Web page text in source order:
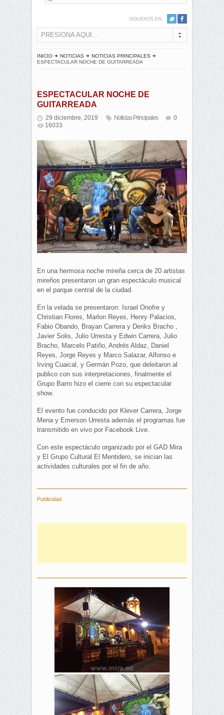
SÍGUENOS EN:
PRESIONA AQUI...
INICIO NOTICIAS
NOTICIAS PRINCIPALES
ESPECTACULAR NOCHE DE GUITARREADA
ESPECTACULAR NOCHE DE
GUITARREADA
29 diciembre, 2019 Noticias Principales
0
16033
En una hermosa noche mireña cerca de 20 artistas
mireños presentaron un gran espectáculo musical
en el parque central de la ciudad.
En la velada se presentaron: Israel Onofre y
Christian Flores, Marlon Reyes, Henry Palacios,
Fabio Obando, Brayan Carrera y Deriks Bracho ,
Javier Solis, Julio Urresta y Edwin Carrera, Julio
Bracho, Marcelo Patiño, Andrés Aldaz, Daniel
Reyes, Jorge Reyes y Marco Salazar, Alfonso e
Irving Cuaical, y Germán Pozo, que deleitaron al
publico con sus interpretaciones, finalmente el
Grupo Barro hizo el cierre con su espectacular
show.
El evento fue conducido por Klever Carrera, Jorge
Mena y Emerson Urresta además el programas fue
transmitido en vivo por Facebook Live.
Con este espectáculo organizado por el GAD Mira
y El Grupo Cultural El Mentidero, se inician las
actividades culturales por el fin de año.
Publicidad